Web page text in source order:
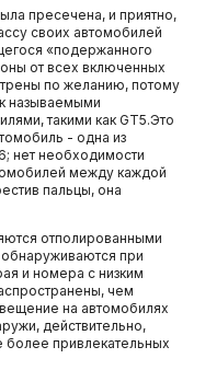
пресечена, и приятно,
своих автомобилей
«подержанного
от всех включенных
по желанию, потому
называемыми
такими как GT5.Это
- одна из
нет необходимости
между каждой
пальцы, она
отполированными
при
и номера с низким
чем
на автомобилях
действительно,
более привлекательных